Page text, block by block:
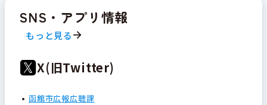
SNS・アプリ情報
もっと見る
X(旧Twitter)
函館市広報広聴課